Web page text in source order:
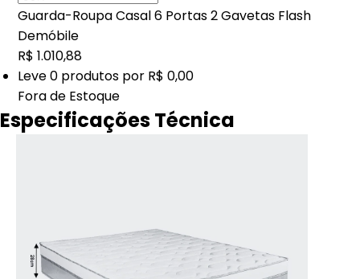
Guarda-Roupa Casal 6 Portas 2 Gavetas Flash
Demóbile
R$ 1.010,88
Leve0 produtos por R$ 0,00
Fora de Estoque
Especificações Técnica